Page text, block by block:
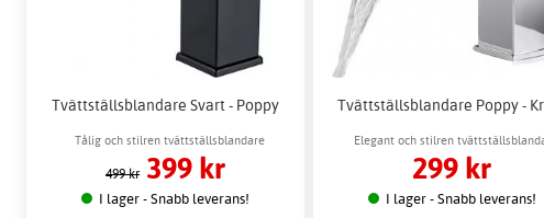
Tvättställsblandare Svart - Poppy
Tålig och stilren tvättställsblandare
499 kr 399 kr
I lager - Snabb leverans!
Tvättställsblandare Poppy -
Elegant och stilren
lämplig för modern
299 kr
I lager - Snabb leverans!